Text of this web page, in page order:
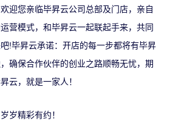
迎您亲临毕昇云公司总部及门店，亲自
营模式，和毕昇云一起联起手来， 共同
吧!毕昇云承诺：开店的每一步都将有毕昇
确保合作伙伴的创业之路顺畅无忧，期
云，就是一家人！
岁精彩有约！